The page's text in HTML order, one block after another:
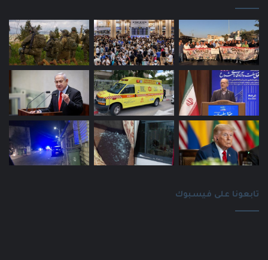
تابعونا على فيسبوك